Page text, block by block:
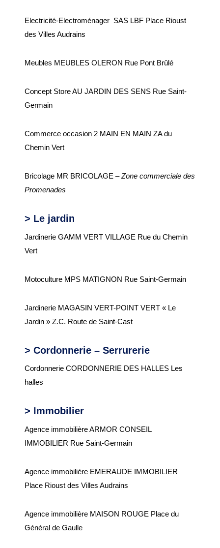
Culture, loisirs et tourisme
Equipements sportifs
Chemins de randonnée
Electricité-Electroménager SAS LBF Place Rioust
des Villes Audrains
Meubles MEUBLES OLERON Rue Pont Brûlé
Concept Store AU JARDIN DES SENS Rue Saint-
Germain
Commerce occasion 2 MAIN EN MAIN ZA du
Chemin Vert
Bricolage MR BRICOLAGE –Zone commerciale des
Promenades
> Le jardin
Jardinerie GAMM VERT VILLAGE Rue du Chemin
Vert
Motoculture MPS MATIGNON Rue Saint-Germain
Jardinerie MAGASIN VERT-POINT VERT « Le
Jardin » Z.C. Route de Saint-Cast
> Cordonnerie – Serrurerie
Cordonnerie CORDONNERIE DES HALLES Les
halles
> Immobilier
Agence immobilière ARMOR CONSEIL
IMMOBILIER Rue Saint-Germain
Agence immobilière EMERAUDE IMMOBILIER
Place Rioust des Villes Audrains
Agence immobilière MAISON ROUGE Place du
Général de Gaulle